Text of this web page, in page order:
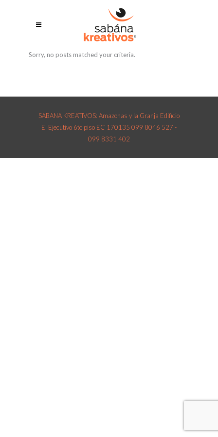
Sorry, no posts matched your criteria.
SABANA KREATIVOS: Amazonas y la Granja Edificio
El Ejecutivo 6to piso EC 170135 099 8046 527 -
099 8331 402